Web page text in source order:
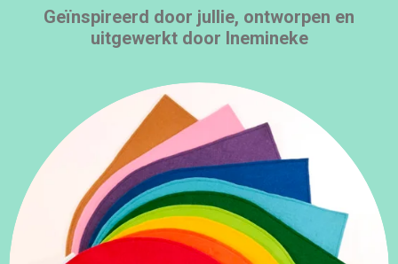
Geïnspireerd door jullie, ontworpen en
uitgewerkt door Inemineke